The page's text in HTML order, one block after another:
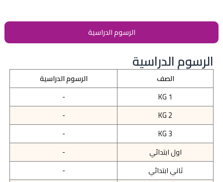
الرسوم الدراسية
الرسوم الدراسية
الصف
الرسوم الدراسية
KG 1
-
KG 2
-
KG 3
-
اول ابتدائي
-
ثاني ابتدائي
-